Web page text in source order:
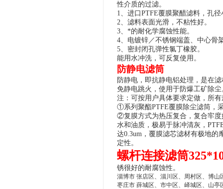
性介质的过滤。
1、进口PTFE覆膜聚醋滤料，孔
2、滤料表面光滑，不粘性好。
3、 *的耐化学腐蚀性能。
4、电镀锌／不锈钢端盖、中心骨
5、密封闭孔弹性氯丁橡胶。
能用水冲洗，可反复使用。
防静电滤筒
防静电，即抗静电铝处理，是在
免静电跳火，使用于防爆工矿除尘
注：可按用户具体要求定做，所
①系列聚酯PTFE覆膜除尘滤筒，
②复膜方式为热压复合，复合牢
水和油质，极易于脉冲清灰，
达0.3um，覆膜滤芯滤材有极地的
定性。
螺杆连接滤筒
锈很好的耐腐蚀性。
淄博市 张店区、淄川区、周村区、博
枣庄市 薛城区、市中区、峄城区、山亭